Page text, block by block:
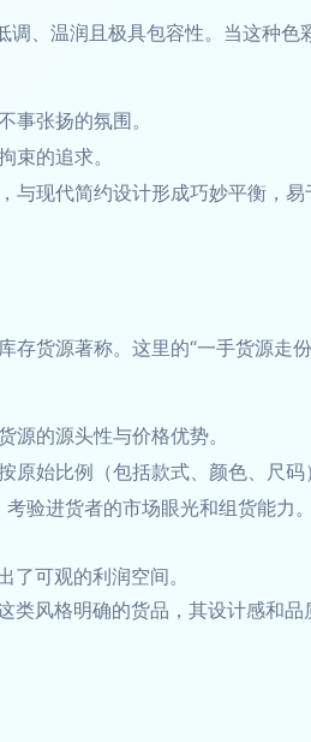
、温润且极具包容性。当这种色
张扬的氛围。
束的追求。
与现代简约设计形成巧妙平衡，易
货源著称。这里的“一手货源走
的源头性与价格优势。
原始比例（包括款式、颜色、尺码
验进货者的市场眼光和组货能力。
可观的利润空间。
类风格明确的货品，其设计感和品